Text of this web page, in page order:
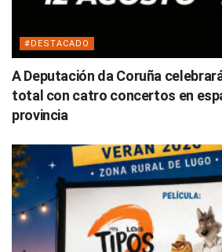
#DESTACADO
A Deputación da Coruña
total con catro concertos en
provincia